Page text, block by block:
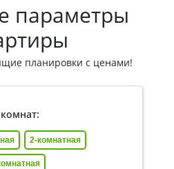
параметры
планировки с ценами!
2-комнатная